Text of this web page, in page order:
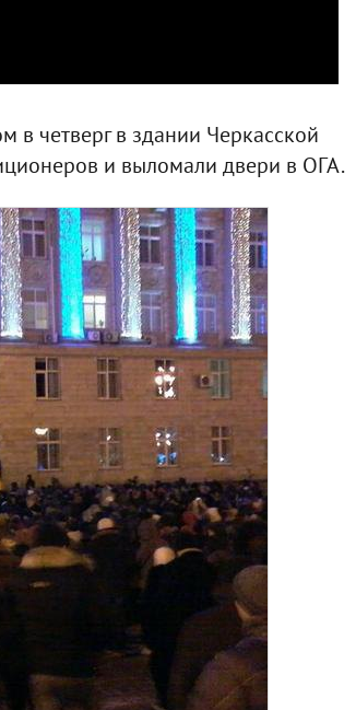
в четверг в здании Черкасской
и выломали двери в ОГА.